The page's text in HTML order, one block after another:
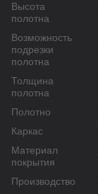
Высота
полотна
Возможность
подрезки
полотна
Толщина
полотна
Полотно
Каркас
Материал
покрытия
Производство